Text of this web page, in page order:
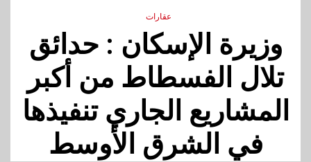
عقارات
وزيرة الإسكان : حدائق
تلال الفسطاط من أكبر
المشاريع الجاري تنفيذها
في الشرق الأوسط